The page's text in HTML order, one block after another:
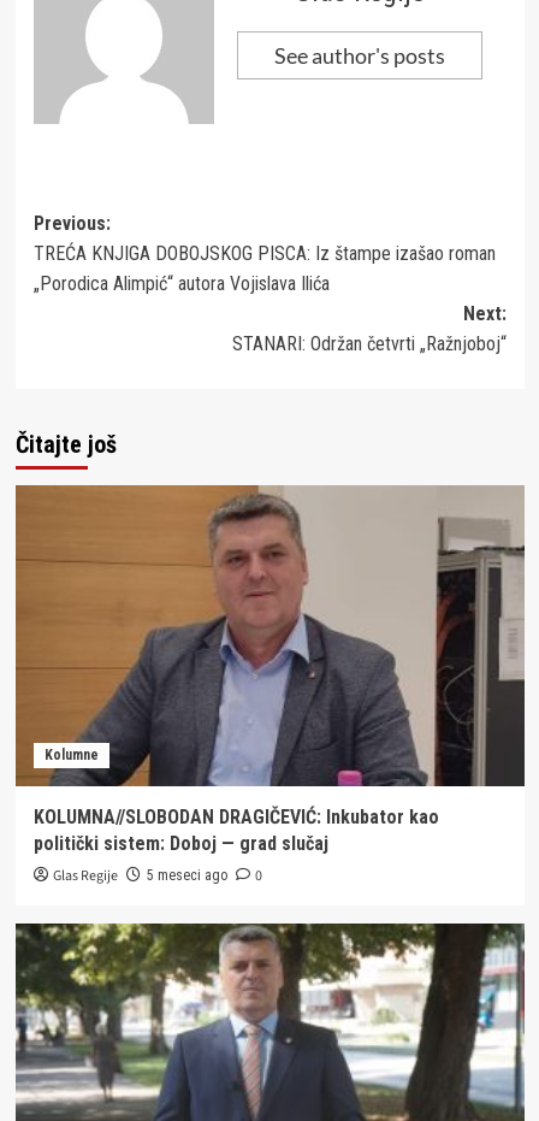
See author's posts
Post
navigation
Previous:
TREĆA KNJIGA DOBOJSKOG PISCA: Iz štampe izašao roman
„Porodica Alimpić“ autora Vojislava Ilića
Next:
STANARI: Održan četvrti „Ražnjoboj“
Čitajte još
Kolumne
KOLUMNA//SLOBODAN DRAGIČEVIĆ: Inkubator kao
politički sistem: Doboj — grad slučaj
Glas Regije 5 meseci ago 0